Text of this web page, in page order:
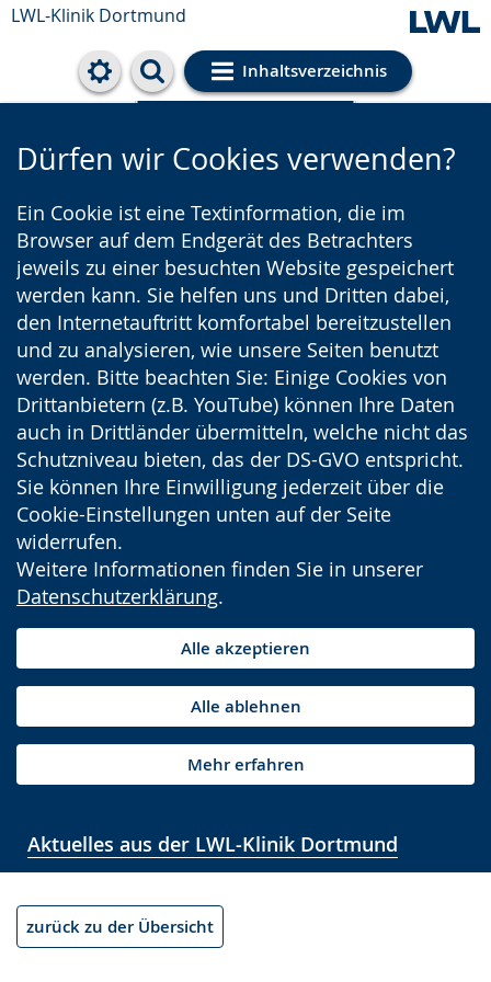
LWL-Klinik Dortmund
Inhaltsverzeichnis
Cookie-Einstellungen
Dürfen wir Cookies verwenden?
Ein Cookie ist eine Textinformation, die im
Browser auf dem Endgerät des Betrachters
jeweils zu einer besuchten Website gespeichert
werden kann. Sie helfen uns und Dritten dabei,
den Internetauftritt komfortabel bereitzustellen
und zu analysieren, wie unsere Seiten benutzt
werden. Bitte beachten Sie: Einige Cookies von
Drittanbietern (z.B. YouTube) können Ihre Daten
auch in Drittländer übermitteln, welche nicht das
Schutzniveau bieten, das der DS-GVO entspricht.
Sie können Ihre Einwilligung jederzeit über die
Cookie-Einstellungen unten auf der Seite
widerrufen.
Weitere Informationen finden Sie in unserer
Datenschutzerklärung.
Alle akzeptieren
Alle ablehnen
Mehr erfahren
Aktuelles aus der LWL-Klinik Dortmund
zurück zu der Übersicht